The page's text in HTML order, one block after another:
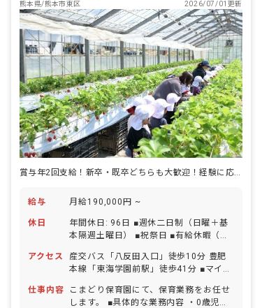
熊本県/熊本市東区
2026/07/01更新
給与 月給190,000円 ~
休日
年間休日: 96日 ■週休二日制（日曜＋基
本隔週土曜日） ■祝祭日 ■有給休暇（初
以上の連休相談OK） ■産前産後・育児休
暇（取得率100％・復帰率100％） ■年
末年始（12月29日～1月3日） ■慶弔休
暇 ■育児休暇 ■介護休暇 ■看護休暇
アクセス
産交バス「八反田入口」徒歩10分 豊肥
本線「東海学園前駅」徒歩41分 ■マイカ
仕事内容
こまどり保育園にて、保育業務をお任せ
します。 ■具体的な業務内容 ・0歳児～5